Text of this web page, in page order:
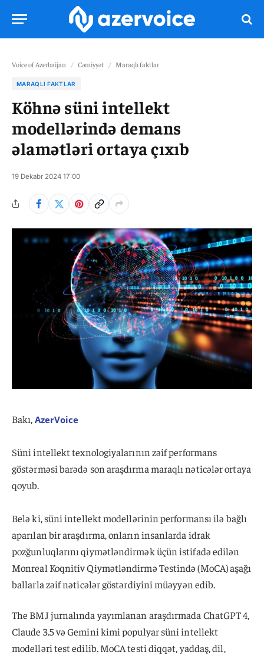
Voice of Azerbaijan / Cəmiyyət / Maraqlı faktlar
MARAQLI FAKTLAR
Köhnə süni intellekt
modellərində demans
əlamətləri ortaya çıxıb
19 Dekabr 2024 17:00
Bakı, AzerVoice
Süni intellekt texnologiyalarının zəif performans
göstərməsi barədə son araşdırma maraqlı nəticələr ortaya
qoyub.
Belə ki, süni intellekt modellərinin performansı ilə bağlı
aparılan bir araşdırma, onların insanlarda idrak
pozğunluqlarını qiymətləndirmək üçün istifadə edilən
Monreal Koqnitiv Qiymətləndirmə Testində (MoCA) aşağı
ballarla zəif nəticələr göstərdiyini müəyyən edib.
The BMJ jurnalında yayımlanan araşdırmada ChatGPT 4,
Claude 3.5 və Gemini kimi populyar süni intellekt
modelləri test edilib. MoCA testi diqqət, yaddaş, dil,